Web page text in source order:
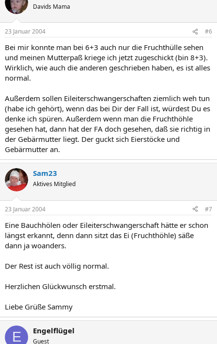
Davids Mama
23 Januar 2004 #6
Bei mir konnte man bei 6+3 auch nur die Fruchthülle sehen
und meinen Mutterpaß kriege ich jetzt zugeschickt (bin 8+3).
Wirklich, wie auch die anderen geschrieben haben, es ist alles
normal.
Außerdem sollen Eileiterschwangerschaften ziemlich weh tun
(habe ich gehört), wenn das bei Dir der Fall ist, würdest Du es
denke ich spüren. Außerdem wenn man die Fruchthöhle
gesehen hat, dann hat der FA doch gesehen, daß sie richtig in
der Gebärmutter liegt. Der guckt sich Eierstöcke und
Gebärmutter an.
Sam23
Aktives Mitglied
23 Januar 2004 #7
Eine Bauchhölen oder Eileiterschwangerschaft hätte er schon
längst erkannt, denn dann sitzt das Ei (Fruchthöhle) säße
dann ja woanders.
Der Rest ist auch völlig normal.
Herzlichen Glückwunsch erstmal.
Liebe Grüße Sammy
E Engelflügel
Guest